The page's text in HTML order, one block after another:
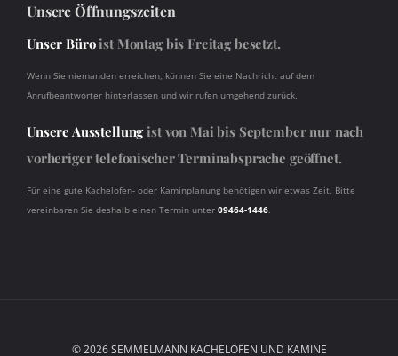
Unsere Öffnungszeiten
Unser Büroist Montag bis Freitag besetzt.
Wenn Sie niemanden erreichen, können Sie eine Nachricht auf dem
Anrufbeantworter hinterlassen und wir rufen umgehend zurück.
Unsere Ausstellungist von Mai bis September nur nach
vorheriger telefonischer Terminabsprache geöffnet.
Für eine gute Kachelofen- oder Kaminplanung benötigen wir etwas Zeit. Bitte
vereinbaren Sie deshalb einen Termin unter 09464-1446
© 2026SEMMELMANN KACHELÖFEN UND KAMINE